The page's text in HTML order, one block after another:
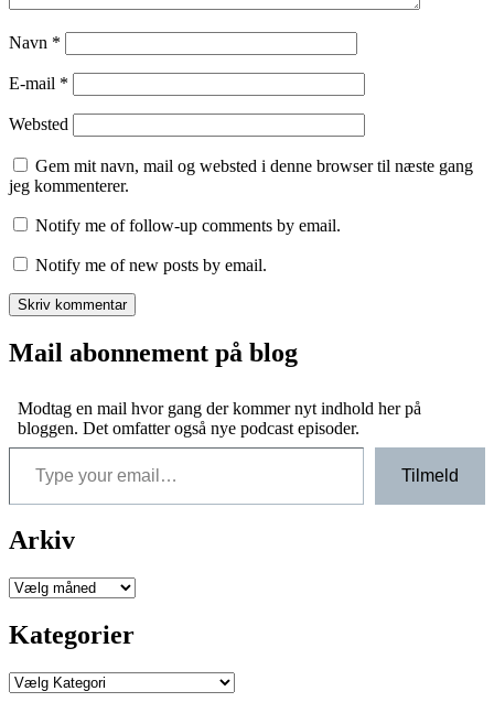
Navn *
E-mail *
Websted
Gem mit navn, mail og websted i denne browser til næste gang
jeg kommenterer.
Notify me of follow-up comments by email.
Notify me of new posts by email.
Mail abonnement på blog
Modtag en mail hvor gang der kommer nyt indhold her på
bloggen. Det omfatter også nye podcast episoder.
Type your email…
Tilmeld
Arkiv
Arkiver
Kategorier
Kategorier